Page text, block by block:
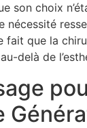
son choix
nécessité
fait que la
delà de